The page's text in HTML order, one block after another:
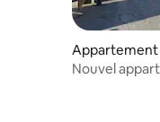
Appartement
Nouvel